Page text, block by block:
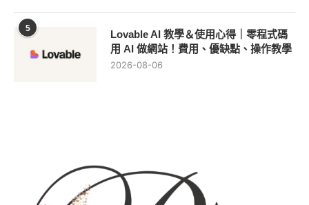
5
Lovable AI 教學＆使用心得｜零程式碼
用 AI 做網站！費用、優缺點、操作教學
2026-08-06